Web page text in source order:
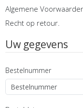
Algemene
Recht op retour.
Uw gegevens
Bestelnummer